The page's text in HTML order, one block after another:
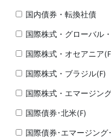
国内債券・転換社債
国際株式・グローバル
国際株式・オセアニア
国際株式・ブラジル(F)
国際株式・エマージン
国際債券･北米(F)
国際債券･エマージング